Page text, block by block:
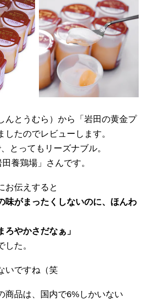
んとうむら）から「岩田の黄金プ
したのでレビューします。
とってもリーズナブル。
養鶏場」さんです。
お伝えすると
味がまったくしないのに、ほんわ
ろやかさだなぁ」
した。
いですね（笑
商品は、国内で6%しかいない